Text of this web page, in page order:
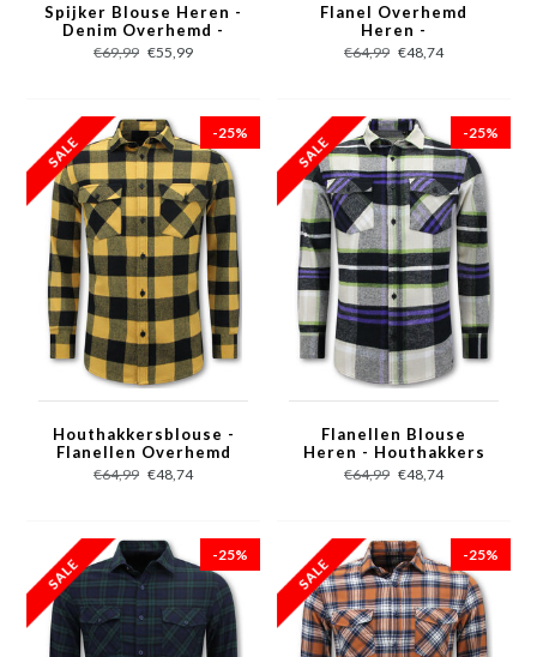
Spijker Blouse Heren -
Denim Overhemd -
Blauw
€69,99 €55,99
Flanel Overhemd
Heren -
Houthakkersblouse
Heren - Blauw
€64,99 €48,74
-25%
Houthakkersblouse -
Flanellen Overhemd
Heren - Geel
€64,99 €48,74
-25%
Flanellen Blouse
Heren - Houthakkers
Overhemd - Beige
€64,99 €48,74
-25% -25%